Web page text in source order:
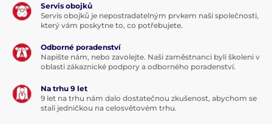
Servis obojků
Servis obojků je nepostradatelným prvkem naší společnosti,
který vám poskytne to, co potřebujete.
Odborné poradenství
Napište nám, nebo zavolejte. Naši zaměstnanci byli školeni v
oblasti zákaznické podpory a odborného poradenství.
Na trhu 9 let
9 let na trhu nám dalo dostatečnou zkušenost, abychom se
stali jedničkou na celosvětovém trhu.